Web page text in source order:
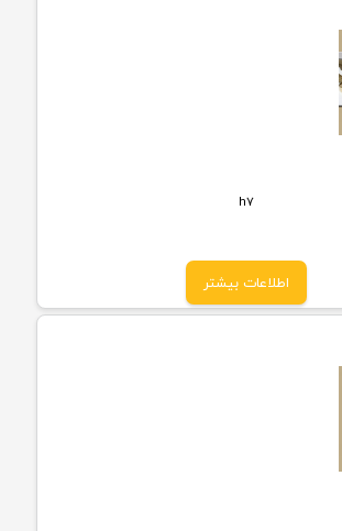
h7
اطلاعات بیشتر